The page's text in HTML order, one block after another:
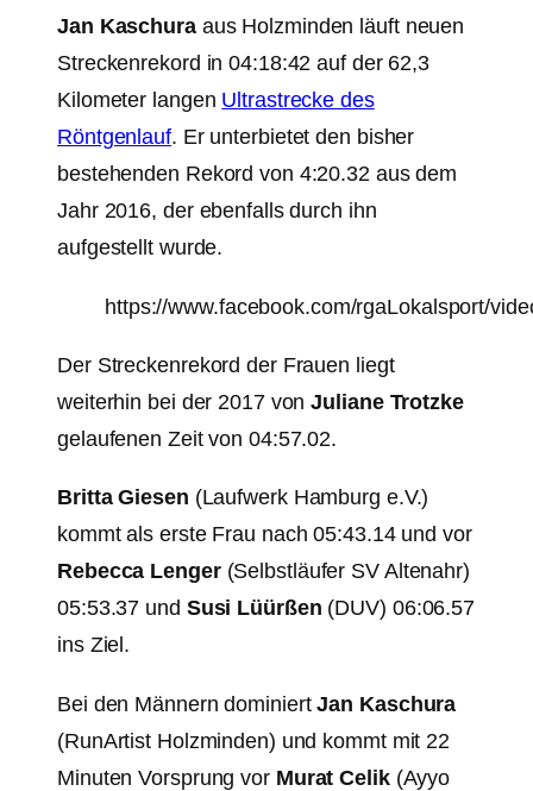
Jan Kaschuraaus Holzminden läuft neuen
Streckenrekord in 04:18:42 auf der 62,3
Kilometer langen Ultrastrecke des
Röntgenlauf. Er unterbietet den bisher
bestehenden Rekord von 4:20.32 aus dem
Jahr 2016, der ebenfalls durch ihn
aufgestellt wurde.
https://www.facebook.com/rgaLokalsport/
Der Streckenrekord der Frauen liegt
weiterhin bei der 2017 vonJuliane Trotzke
gelaufenen Zeit von 04:57.02.
Britta Giesen (Laufwerk Hamburg e.V.)
kommt als erste Frau nach 05:43.14 und vor
Rebecca Lenger(Selbstläufer SV Altenahr)
05:53.37 und Susi Lüürßen (DUV) 06:06.57
ins Ziel.
Bei den Männern dominiertJan Kaschura
(RunArtist Holzminden) und kommt mit 22
Minuten Vorsprung vor Murat Celik(Ayyo